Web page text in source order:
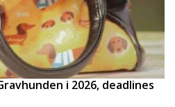
i 2026, deadlines